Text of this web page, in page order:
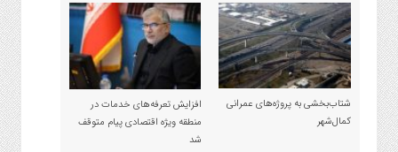
شتاب‌بخشی به پروژه‌های عمرانی
کمال‌شهر
افزایش تعرفه‌های خدمات در
منطقه ویژه اقتصادی پیام متوقف
شد